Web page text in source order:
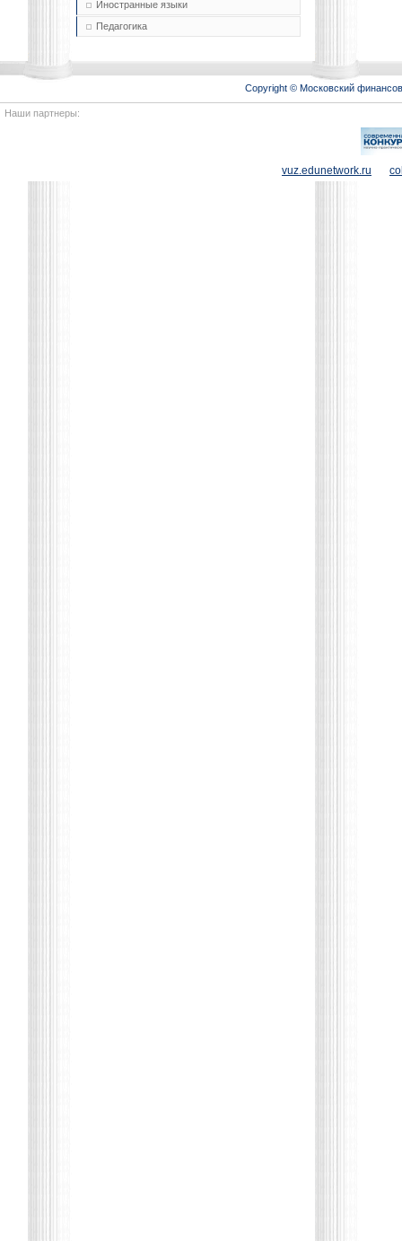
Иностранные языки
Педагогика
Copyright © Московский
Наши партнеры:
vuz.edunetwork.ru